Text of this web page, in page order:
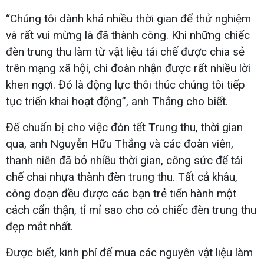
“Chúng tôi dành khá nhiều thời gian để thử nghiệm
và rất vui mừng là đã thành công. Khi những chiếc
đèn trung thu làm từ vật liệu tái chế được chia sẻ
trên mạng xã hội, chi đoàn nhận được rất nhiều lời
khen ngợi. Đó là động lực thôi thúc chúng tôi tiếp
tục triển khai hoạt động”, anh Thắng cho biết.
Để chuẩn bị cho việc đón tết Trung thu, thời gian
qua, anh Nguyễn Hữu Thắng và các đoàn viên,
thanh niên đã bỏ nhiều thời gian, công sức để tái
chế chai nhựa thành đèn trung thu. Tất cả khâu,
công đoạn đều được các bạn trẻ tiến hành một
cách cẩn thận, tỉ mỉ sao cho có chiếc đèn trung thu
đẹp mắt nhất.
Được biết, kinh phí để mua các nguyên vật liệu làm